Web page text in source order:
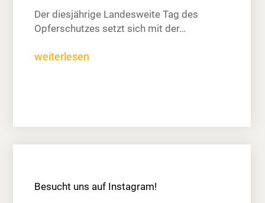
Der diesjährige Landesweite Tag des
Opferschutzes setzt sich mit der…
weiterlesen
Besucht uns auf Instagram!